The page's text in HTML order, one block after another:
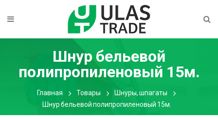
Шнур бельевой
полипропиленовый 15м.
Главная Товары
Шнуры, шпагаты
Шнур бельевой полипропиленовый 15м.